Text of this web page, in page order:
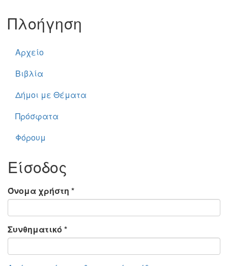
Πλοήγηση
Αρχείο
Βιβλία
Δήμοι με Θέματα
Πρόσφατα
Φόρουμ
Είσοδος
Όνομα χρήστη *
Συνθηματικό *